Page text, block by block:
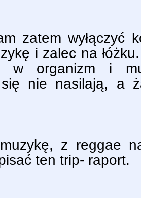
zatem wyłączyć
i zalec na
w organizm i
się nie nasilają, a
z reggae
ten trip- raport.